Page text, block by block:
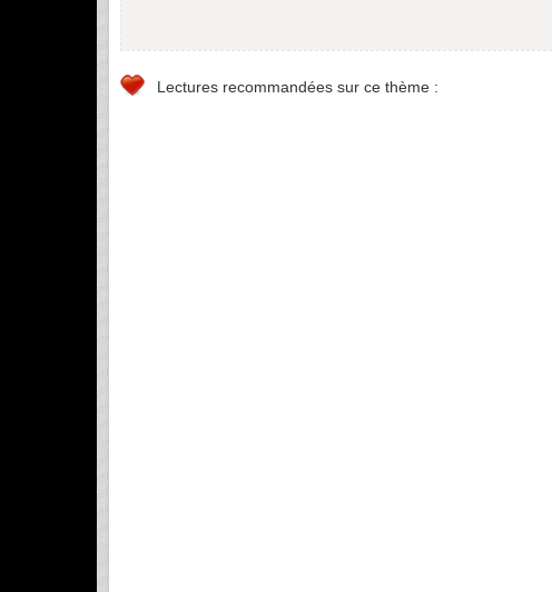
Lectures recommandées sur ce thème :